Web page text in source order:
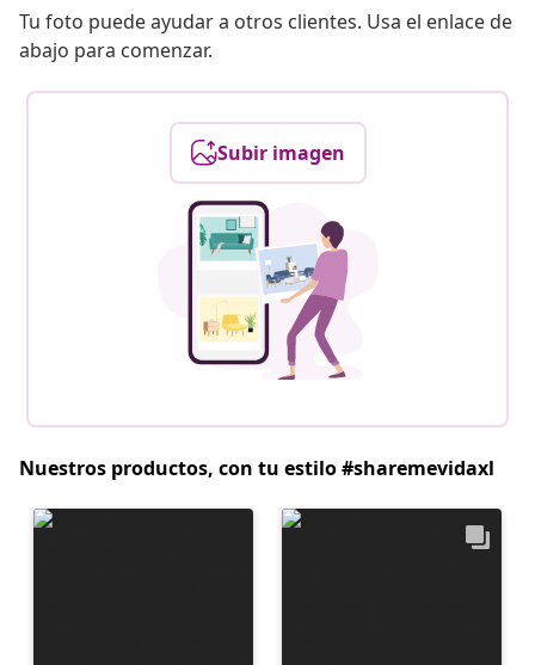
Tu foto puede ayudar a otros clientes. Usa el enlace de
abajo para comenzar.
Subir imagen
Nuestros productos, con tu estilo #sharemevidaxl